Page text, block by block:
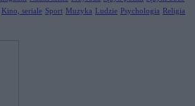
Kino, seriale Sport Muzyka Ludzie Psychologia
Religia